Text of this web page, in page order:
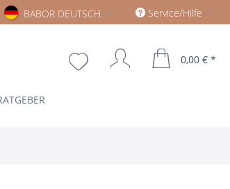
BABOR DEUTSCH Service/Hilfe
0,00 € *